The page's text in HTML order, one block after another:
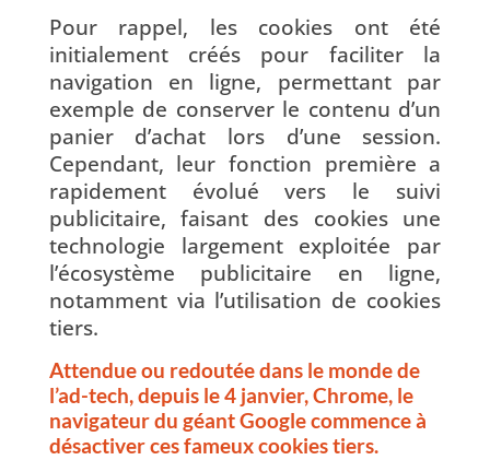
Pour rappel, les cookies ont été
initialement créés pour faciliter la
navigation en ligne, permettant par
exemple de conserver le contenu d’un
panier d’achat lors d’une session.
Cependant, leur fonction première a
rapidement évolué vers le suivi
publicitaire, faisant des cookies une
technologie largement exploitée par
l’écosystème publicitaire en ligne,
notamment via l’utilisation de cookies
tiers.
Attendue ou redoutée dans le monde de
l’ad-tech, depuis le 4 janvier, Chrome, le
navigateur du géant Google commence à
désactiver ces fameux cookies tiers.